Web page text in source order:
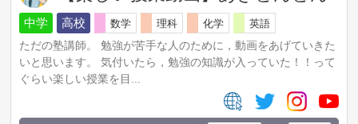
中学 高校 数学 理科 化学
英語
ただの塾講師。 勉強が苦手な人のために，動画をあげていきた
いと思います。 気付いたら，勉強の知識が入っていた！！って
ぐらい楽しい授業を目...